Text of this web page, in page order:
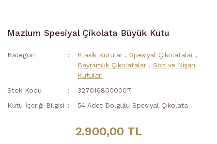
Mazlum Spesiyal Çikolata Büyük Kutu
Kategori Klasik Kutular ,Spesiyal Çikolatalar ,
Bayramlık Çikolatalar ,Söz ve Nişan
Kutuları
Stok Kodu
3270168000007
Kutu İçeriği Bilgisi
54 Adet Dolgulu Spesiyal Çikolata
2.900,00 TL